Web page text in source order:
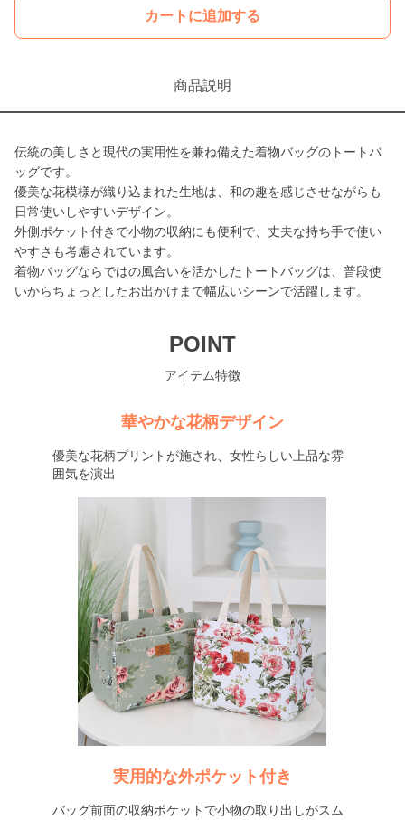
カートに追加する
商品説明
伝統の美しさと現代の実用性を兼ね備えた着物バッグのトートバ
ッグです。
優美な花模様が織り込まれた生地は、和の趣を感じさせながらも
日常使いしやすいデザイン。
外側ポケット付きで小物の収納にも便利で、丈夫な持ち手で使い
やすさも考慮されています。
着物バッグならではの風合いを活かしたトートバッグは、普段使
いからちょっとしたお出かけまで幅広いシーンで活躍します。
POINT
アイテム特徴
華やかな花柄デザイン
優美な花柄プリントが施され、女性らしい上品な雰
囲気を演出
実用的な外ポケット付き
バッグ前面の収納ポケットで小物の取り出しがスム